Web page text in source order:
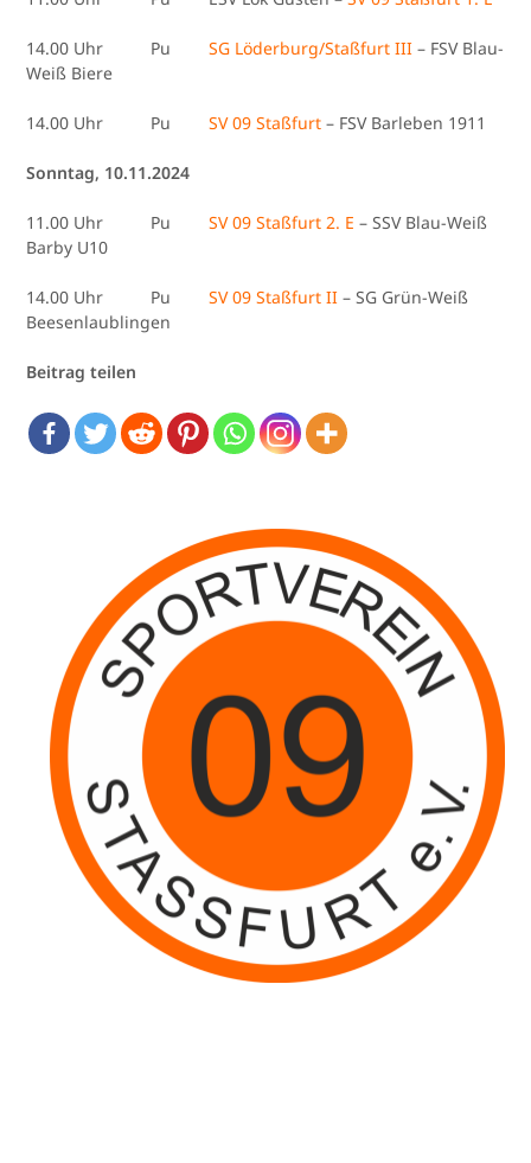
14.00 Uhr PuSG Löderburg/Staßfurt III – FSV Blau-
Weiß Biere
14.00 Uhr PuSV 09 Staßfurt – FSV Barleben 1911
Sonntag, 10.11.2024
11.00 Uhr PuSV 09 Staßfurt 2. E– SSV Blau-Weiß
Barby U10
14.00 Uhr PuSV 09 Staßfurt II– SG Grün-Weiß
Beesenlaublingen
Beitrag teilen